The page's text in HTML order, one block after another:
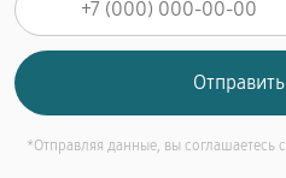
*Отправляя данные, вы соглашаетесь с